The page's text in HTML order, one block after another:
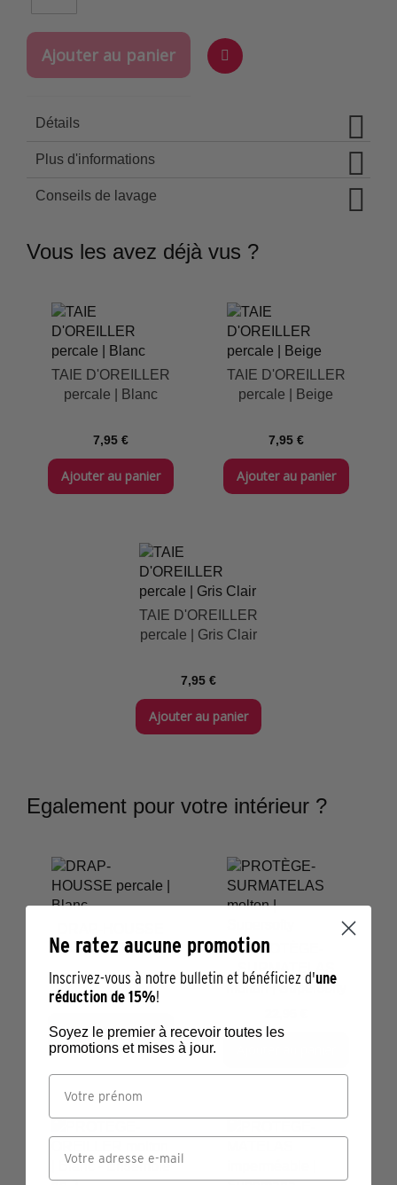
Ajouter au panier
Détails
Plus d'informations
Conseils de lavage
Vous les avez déjà vus ?
TAIE D'OREILLER
percale | Blanc
7,95 €
Ajouter au panier
TAIE D'OREILLER
percale | Beige
7,95 €
Ajouter au panier
TAIE D'OREILLER
percale | Gris Clair
7,95 €
Ajouter au panier
Egalement pour votre intérieur ?
percale | Blanc
27,95 €
Ajouter au panier
PROTÈGE-
SURMATELAS
molton | Supersofty
Ne ratez aucune promotion
Inscrivez-vous à notre bulletin et bénéficiez d'une
réduction de 15%!
Soyez le premier à recevoir toutes les
promotions et mises à jour.